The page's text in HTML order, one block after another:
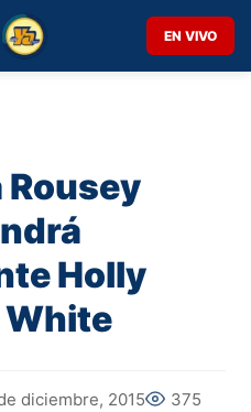
EN VIVO
Rousey
Holly
White
diciembre, 2015 375